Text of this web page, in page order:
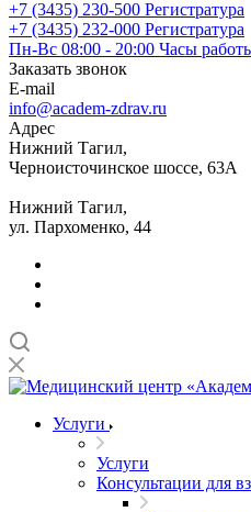
+7 (3435) 230-500 Регистратура
+7 (3435) 232-000 Регистратура
Пн-Вс 08:00 - 20:00 Часы
Заказать звонок
E-mail
info@academ-zdrav.ru
Адрес
Нижний Тагил,
Черноисточинское шоссе, 63А
Нижний Тагил,
ул. Пархоменко, 44
Услуги
Услуги
Консультации для